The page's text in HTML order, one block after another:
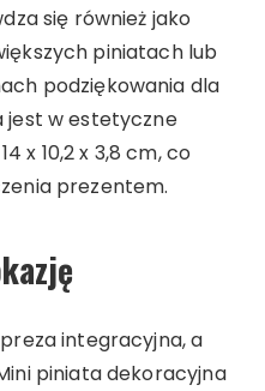
się również jako
piniatach lub
podziękowania dla
jest w estetyczne
x 10,2 x 3,8 cm, co
prezentem.
integracyjna, a
piniata dekoracyjna